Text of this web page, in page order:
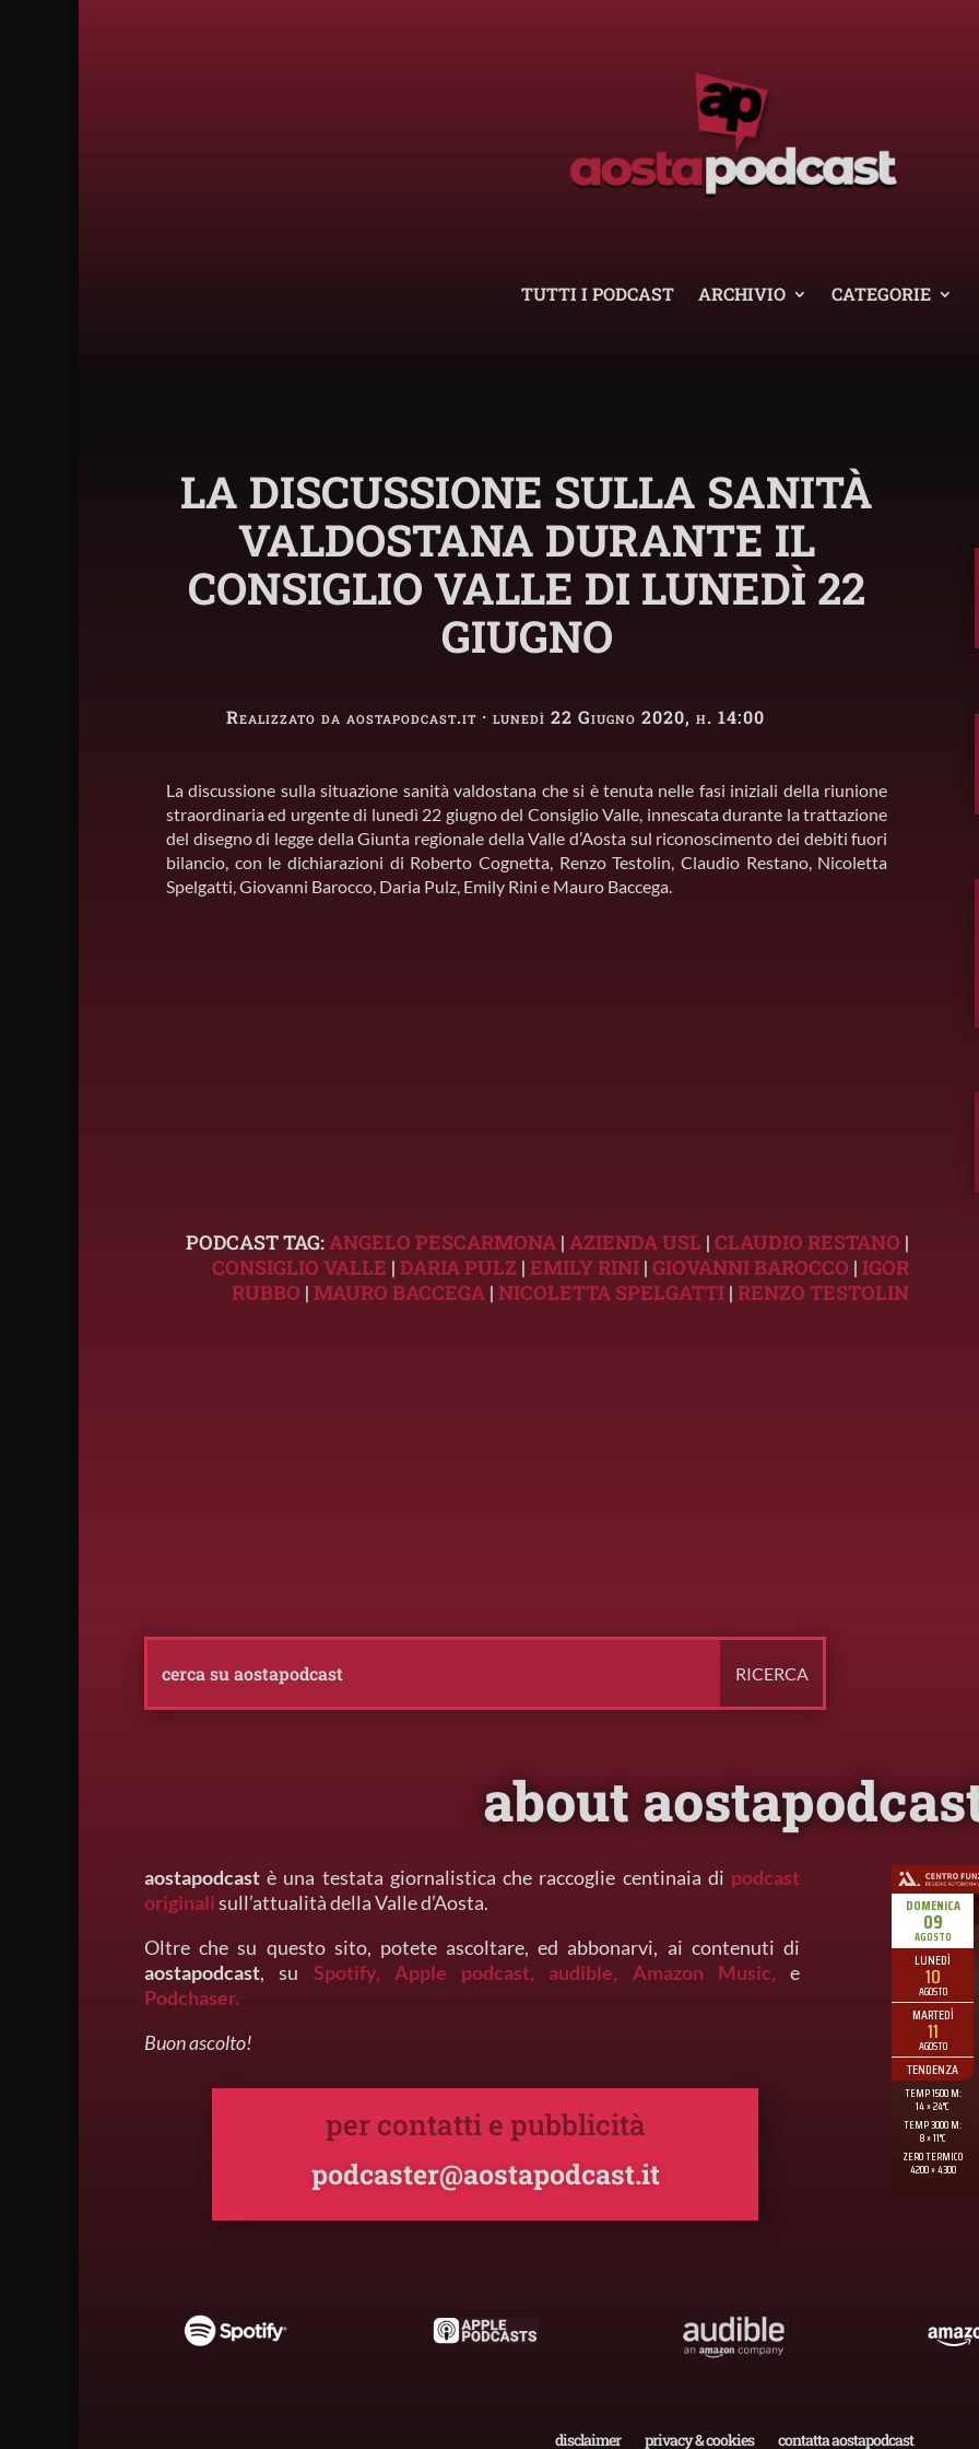
TUTTI I PODCAST ARCHIVIO CATEGORIE
LA DISCUSSIONE SULLA SANITÀ
VALDOSTANA DURANTE IL
CONSIGLIO VALLE DI LUNEDÌ 22
GIUGNO
Realizzato da aostapodcast.it · lunedì 22 Giugno 2020, h. 14:00
La discussione sulla situazione sanità valdostana che si è tenuta nelle fasi iniziali della riunione
straordinaria ed urgente di lunedì 22 giugno del Consiglio Valle, innescata durante la trattazione
del disegno di legge della Giunta regionale della Valle d’Aosta sul riconoscimento dei debiti fuori
bilancio, con le dichiarazioni di Roberto Cognetta, Renzo Testolin, Claudio Restano, Nicoletta
Spelgatti, Giovanni Barocco, Daria Pulz, Emily Rini e Mauro Baccega.
PODCAST TAG:ANGELO PESCARMONA |AZIENDA USL |CLAUDIO RESTANO |
CONSIGLIO VALLE |DARIA PULZ |EMILY RINI |GIOVANNI BAROCCO |IGOR
RUBBO |MAURO BACCEGA |NICOLETTA SPELGATTI |RENZO TESTOLIN
about
aostapodcast è una testata giornalistica che raccoglie centinaia di podcast
originalisull’attualità della Valle d’Aosta.
Oltre che su questo sito, potete ascoltare, ed abbonarvi, ai contenuti di
aostapodcast, su Spotify, Apple podcast, audible, Amazon Music, e
Podchaser.
Buon ascolto!
per contatti e pubblicità
podcaster@aostapodcast.it
disclaimer privacy & cookies contatta aostapodcast